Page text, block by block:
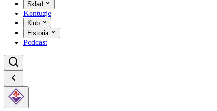
Skład
Kontuzje
Klub
Historia
Podcast